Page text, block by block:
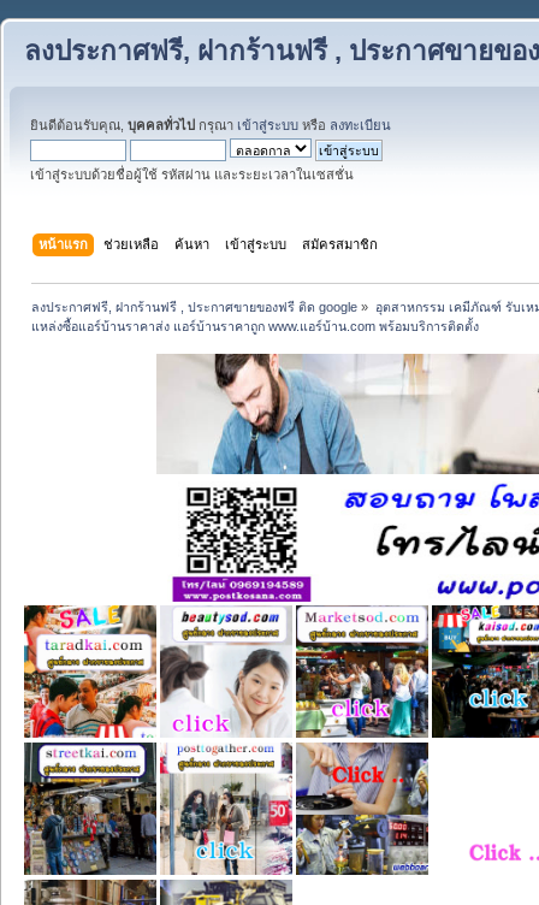
ลงประกาศฟรี, ฝากร้านฟรี , ประกาศขายขอ
ยินดีต้อนรับคุณ, บุคคลทั่วไป กรุณา เข้าสู่ระบบ หรือ ลงทะเบียน
เข้าสู่ระบบด้วยชื่อผู้ใช้ รหัสผ่าน และระยะเวลาในเซสชั่น
หน้าแรก ช่วยเหลือ ค้นหา เข้าสู่ระบบ สมัครสมาชิก
ลงประกาศฟรี, ฝากร้านฟรี , ประกาศขายของฟรี ติด google » อุตสาหกรรม เคมีภัณฑ์ รับเห
แหล่งซื้อแอร์บ้านราคาส่ง แอร์บ้านราคาถูก www.แอร์บ้าน.com พร้อมบริการติดตั้ง